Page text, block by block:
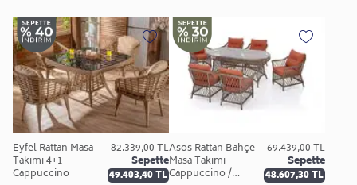
Eyfel Rattan Masa
Takımı 4+1
Cappuccino
82.339,00 TL
Sepette
49.403,40 TL
Asos Rattan Bahçe
Masa Takımı
Cappuccino /
69.439,00 TL
Sepette
48.607,30 TL